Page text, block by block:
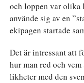
och loppen var olika
använde sig av en
ekipagen startade
Det är intressant att
hur man red och
likheter med den